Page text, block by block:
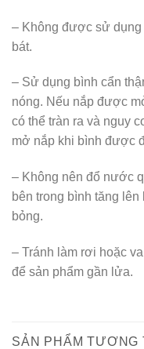
– Không được sử dụng
bát.
– Sử dụng bình cẩn
nóng. Nếu nắp được
có thể tràn ra và nguy
mở nắp khi bình được
– Không nên đổ nước
bên trong bình tăng
bỏng.
– Tránh làm rơi hoặc
để sản phẩm gần lửa.
SẢN PHẨM TƯƠNG